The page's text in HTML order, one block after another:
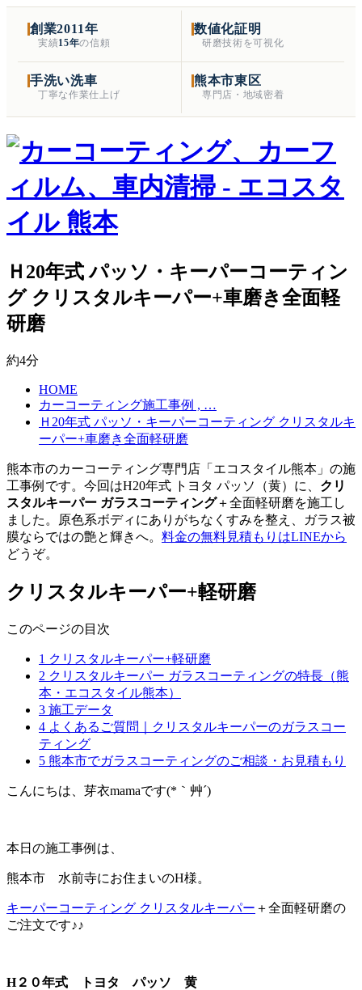
創業2011年
実績15年の信頼
数値化証明
研磨技術を可視化
手洗い洗車
丁寧な作業仕上げ
熊本市東区
専門店・地域密着
Ｈ20年式 パッソ・キーパーコーティン
グ クリスタルキーパー+車磨き全面軽
研磨
約4分
HOME
カーコーティング施工事例 , …
Ｈ20年式 パッソ・キーパーコーティング クリスタルキ
ーパー+車磨き全面軽研磨
熊本市のカーコーティング専門店「エコスタイル熊本」の施
工事例です。今回はH20年式 トヨタ パッソ（黄）に、 クリ
スタルキーパー ガラスコーティング＋全面軽研磨を施工し
ました。原色系ボディにありがちなくすみを整え、ガラス被
膜ならではの艶と輝きへ。 料金の無料見積もりはLINEから
どうぞ。
クリスタルキーパー+軽研磨
このページの目次
1 クリスタルキーパー+軽研磨
2 クリスタルキーパー ガラスコーティングの特長（熊
本・エコスタイル熊本）
3 施工データ
4 よくあるご質問｜クリスタルキーパーのガラスコー
ティング
5 熊本市でガラスコーティングのご相談・お見積もり
こんにちは、芽衣mamaです(*｀艸´)
本日の施工事例は、
熊本市 水前寺にお住まいのH様。
キーパーコーティング クリスタルキーパー ＋全面軽研磨の
ご注文です♪♪
H２０年式 トヨタ パッソ 黄